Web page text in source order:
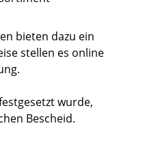
bieten dazu ein
stellen es online
wurde,
Bescheid.